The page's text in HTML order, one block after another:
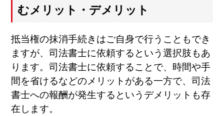
むメリット・デメリット
抵当権の抹消手続きはご自身で行うこともでき
ますが、司法書士に依頼するという選択肢もあ
ります。司法書士に依頼することで、時間や手
間を省けるなどのメリットがある一方で、司法
書士への報酬が発生するというデメリットも存
在します。